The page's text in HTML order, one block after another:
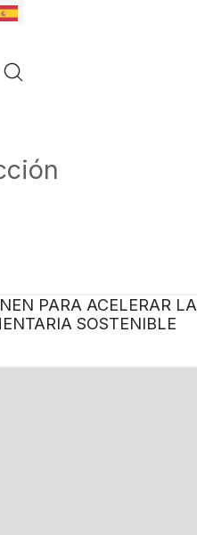
PARA ACELERAR LA
SOSTENIBLE